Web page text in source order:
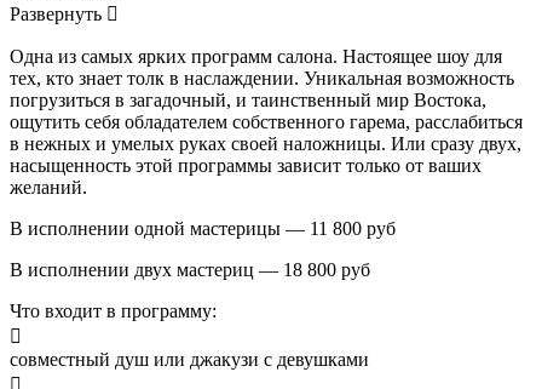
Развернуть 
Одна из самых ярких программ салона. Настоящее шоу для
тех, кто знает толк в наслаждении. Уникальная возможность
погрузиться в загадочный, и таинственный мир Востока,
ощутить себя обладателем собственного гарема, расслабиться
в нежных и умелых руках своей наложницы. Или сразу двух,
насыщенность этой программы зависит только от ваших
желаний.
В исполнении одной мастерицы — 11 800 руб
В исполнении двух мастериц — 18 800 руб
Что входит в программу:

совместный душ или джакузи с девушками
